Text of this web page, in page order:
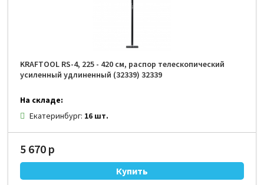
KRAFTOOL RS-4, 225 - 420 см, распор телескопический
усиленный удлиненный (32339) 32339
На складе:
Екатеринбург: 16 шт.
5 670 р